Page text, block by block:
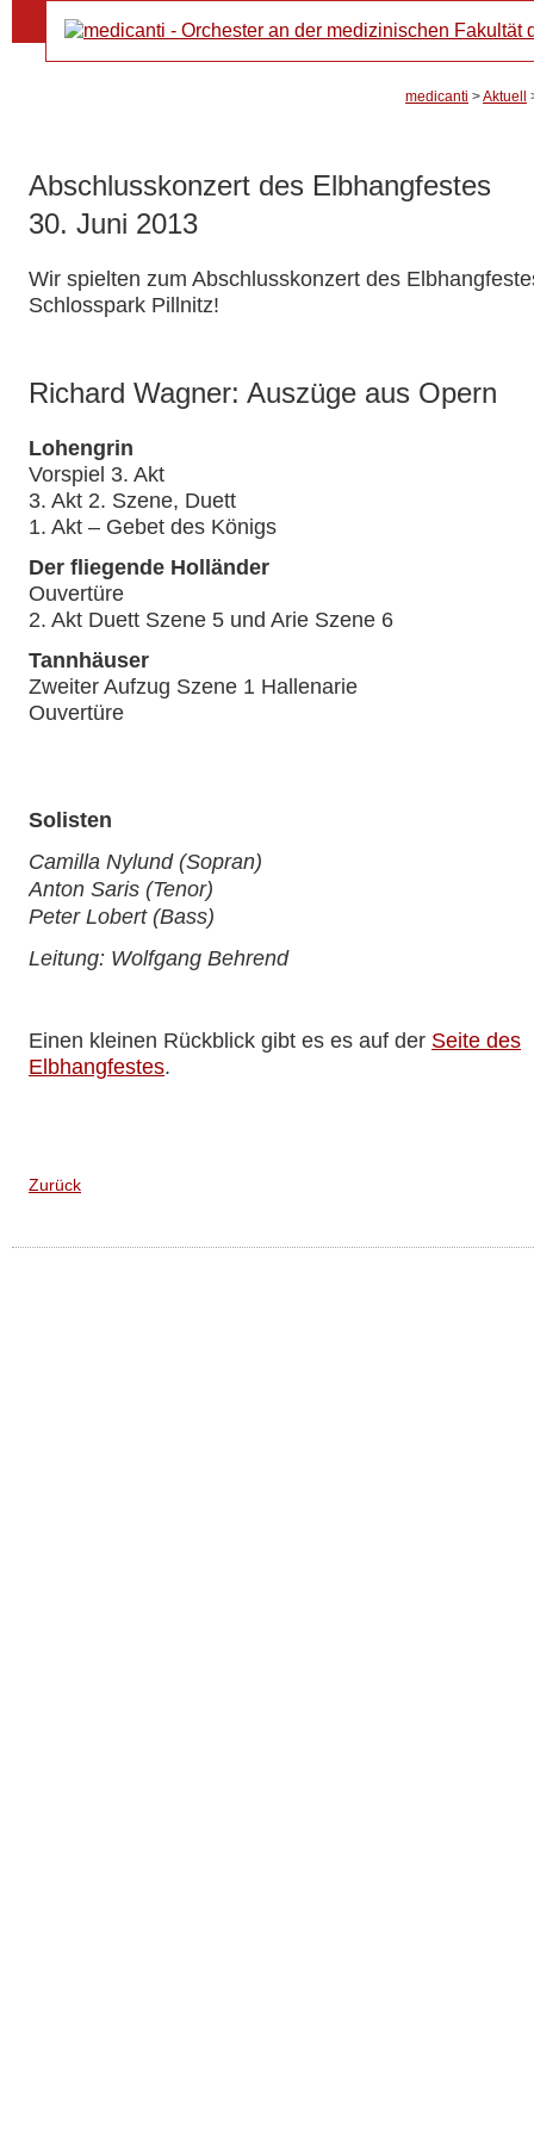
medicanti >Aktuell
Abschlusskonzert des Elbhangfestes
30. Juni 2013
Wir spielten zum Abschlusskonzert des
Schlosspark Pillnitz!
Richard Wagner: Auszüge aus Opern
Lohengrin
Vorspiel 3. Akt
3. Akt 2. Szene, Duett
1. Akt – Gebet des Königs
Der fliegende Holländer
Ouvertüre
2. Akt Duett Szene 5 und Arie Szene 6
Tannhäuser
Zweiter Aufzug Szene 1 Hallenarie
Ouvertüre
Solisten
Camilla Nylund (Sopran)
Anton Saris (Tenor)
Peter Lobert (Bass)
Leitung: Wolfgang Behrend
Einen kleinen Rückblick gibt es es auf der Seite des
Elbhangfestes.
Zurück